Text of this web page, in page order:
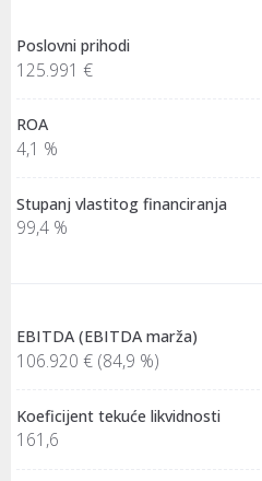
Poslovni prihodi
125.991 €
ROA
4,1 %
Stupanj vlastitog financiranja
99,4 %
EBITDA (EBITDA marža)
106.920 € (84,9 %)
Koeficijent tekuće likvidnosti
161,6